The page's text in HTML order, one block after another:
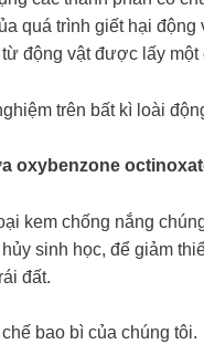
quá trình giết hại động
động vật được lấy một
trên bất kì loài
oxybenzone
kem chống nắng
sinh học, để giảm
đất.
bao bì của chúng tôi.